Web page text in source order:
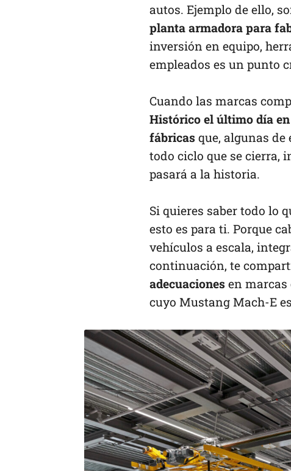
autos. Ejemplo de ello,
planta armadora para
inversión en equipo,
empleados es un punto
Cuando las marcas
Histórico el último día
fábricas que, algunas
todo ciclo que se cierra,
pasará a la historia.
Si quieres saber todo lo
esto es para ti. Porque
vehículos a escala,
continuación, te
adecuaciones en marcas
cuyo Mustang Mach-E